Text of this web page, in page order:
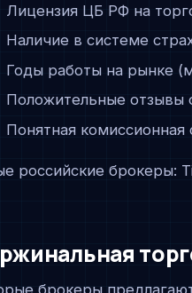
Лицензия ЦБ РФ на
Наличие в системе
Годы работы на рынке
Положительные отзывы
Понятная комиссионная
российские брокеры:
брокеры